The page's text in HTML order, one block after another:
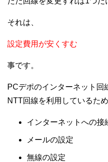
それは、
設定費用が安くすむ
事です。
PCデポのインターネット回
NTT回線を利用しているた
インターネットへの接
メールの設定
無線の設定